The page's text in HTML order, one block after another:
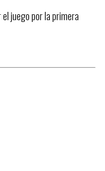
el juego por la primera